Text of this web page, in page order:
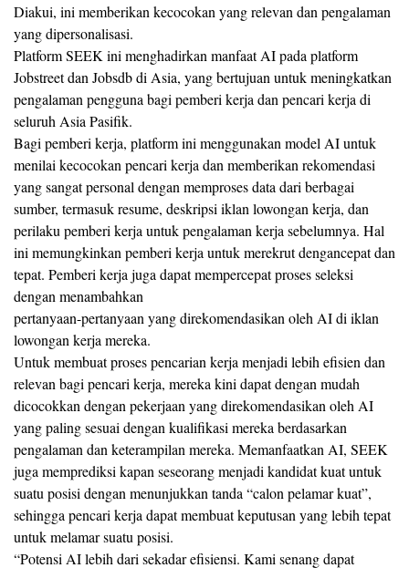
Diakui, ini memberikan kecocokan yang relevan dan pengalaman
yang dipersonalisasi.
Platform SEEK ini menghadirkan manfaat AI pada platform
Jobstreet dan Jobsdb di Asia, yang bertujuan untuk meningkatkan
pengalaman pengguna bagi pemberi kerja dan pencari kerja di
seluruh Asia Pasifik.
Bagi pemberi kerja, platform ini menggunakan model AI untuk
menilai kecocokan pencari kerja dan memberikan rekomendasi
yang sangat personal dengan memproses data dari berbagai
sumber, termasuk resume, deskripsi iklan lowongan kerja, dan
perilaku pemberi kerja untuk pengalaman kerja sebelumnya. Hal
ini memungkinkan pemberi kerja untuk merekrut dengancepat dan
tepat. Pemberi kerja juga dapat mempercepat proses seleksi
dengan menambahkan
pertanyaan-pertanyaan yang direkomendasikan oleh AI di iklan
lowongan kerja mereka.
Untuk membuat proses pencarian kerja menjadi lebih efisien dan
relevan bagi pencari kerja, mereka kini dapat dengan mudah
dicocokkan dengan pekerjaan yang direkomendasikan oleh AI
yang paling sesuai dengan kualifikasi mereka berdasarkan
pengalaman dan keterampilan mereka. Memanfaatkan AI, SEEK
juga memprediksi kapan seseorang menjadi kandidat kuat untuk
suatu posisi dengan menunjukkan tanda “calon pelamar kuat”,
sehingga pencari kerja dapat membuat keputusan yang lebih tepat
untuk melamar suatu posisi.
“Potensi AI lebih dari sekadar efisiensi. Kami senang dapat